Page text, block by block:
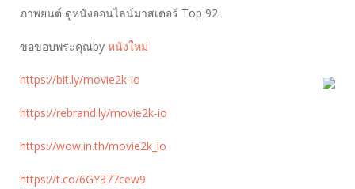
ภาพยนต์ ดูหนังออนไลน์มาสเตอร์ Top 92
ขอขอบพระคุณby หนังใหม่
https://bit.ly/movie2k-io
https://rebrand.ly/movie2k-io
https://wow.in.th/movie2k_io
https://t.co/6GY377cew9